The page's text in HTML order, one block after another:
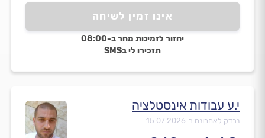
אינו זמין לשיחה
יחזור לזמינות מחר ב-08:00
תזכירו לי בSMS
י.ע עבודות אינסטלציה
נבדק לאחרונה ב-15.07.2026